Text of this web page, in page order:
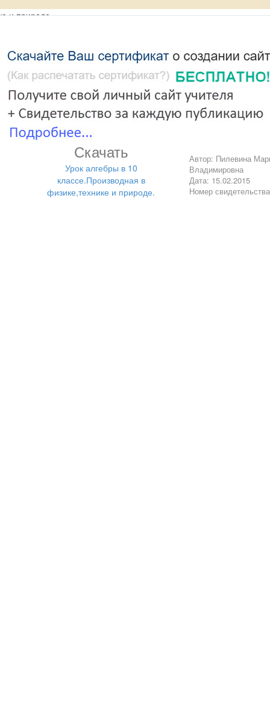
и природе.
Скачать
Урок алгебры в 10
классе.Производная в
физике,технике и природе.
Автор: Пилевина
Владимировна
Дата: 15.02.2015
Номер